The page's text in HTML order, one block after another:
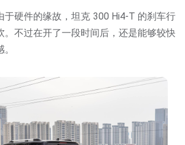
于硬件的缘故，坦克 300 Hi4-T 的刹车行
。不过在开了一段时间后，还是能够较快